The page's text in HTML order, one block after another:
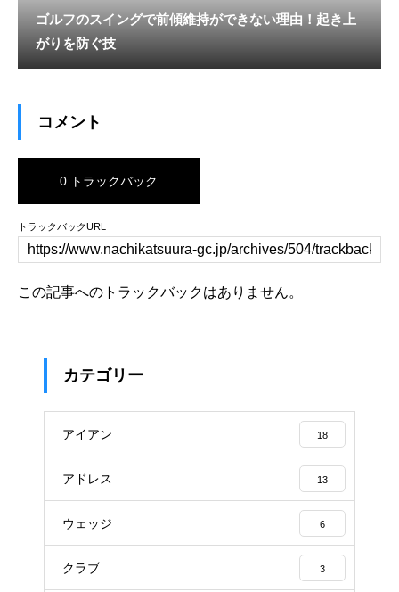
ゴルフのスイングで前傾維持ができない理由！起き上
がりを防ぐ技
コメント
0 トラックバック
トラックバックURL
この記事へのトラックバックはありません。
カテゴリー
アイアン 18
アドレス 13
ウェッジ 6
クラブ 3